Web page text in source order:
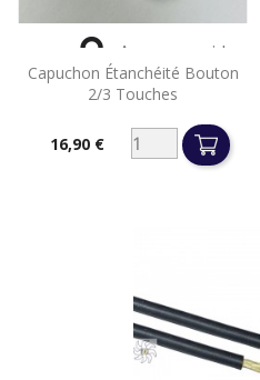
Capuchon Étanchéité Bouton
2/3 Touches
16,90 €
 Aperçu rapide